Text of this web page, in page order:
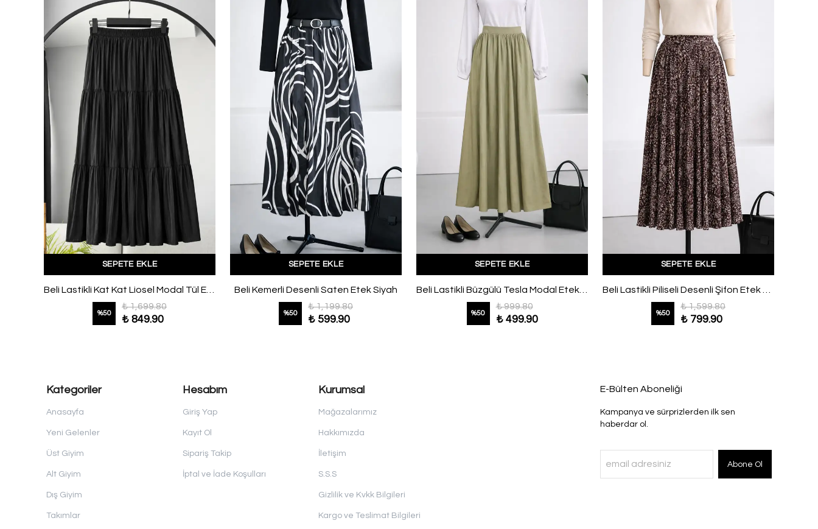
SEPETE EKLE
Beli Lastikli Kat Kat Liosel Modal Tül Etek Siyah
%50
₺ 1,699.80
₺ 849.90
SEPETE EKLE
Beli Kemerli Desenli Saten Etek Siyah
%50
₺ 1,199.80
₺ 599.90
SEPETE EKLE
Beli Lastikli Büzgülü Tesla Modal Etek Adaçayı
%50
₺ 999.80
₺ 499.90
SEPETE EKLE
Beli Lastikli Piliseli Desenli Şifon Etek Kahve
%50
₺ 1,599.80
₺ 799.90
Kategoriler
Anasayfa
Yeni Gelenler
Üst Giyim
Alt Giyim
Dış Giyim
Takımlar
Hesabım
Giriş Yap
Kayıt Ol
Sipariş Takip
İptal ve İade Koşulları
Kurumsal
Mağazalarımız
Hakkımızda
İletişim
S.S.S
Gizlilik ve Kvkk Bilgileri
Kargo ve Teslimat Bilgileri
E-Bülten Aboneliği
Kampanya ve sürprizlerden ilk sen
haberdar ol.
Abone Ol